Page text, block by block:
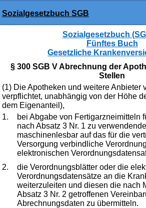
Sozialgesetzbuch SGB
Sozialgesetzbuch
Fünftes Buch
Gesetzliche
§ 300 SGB V Abrechnung der
Stellen
(1) Die Apotheken und weitere Anbieter
verpflichtet, unabhängig von der Höhe
dem Eigenanteil),
1.
bei Abgabe von Fertigarzneimitteln
nach Absatz 3 Nr. 1 zu
maschinenlesbar auf das für die
Versorgung verbindliche
elektronischen
2.
die Verordnungsblätter oder die
Verordnungsdatensätze an die
weiterzuleiten und diesen die nach
Absatz 3 Nr. 2 getroffenen
Abrechnungsdaten zu übermitteln.